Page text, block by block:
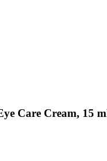
Care Cream, 15